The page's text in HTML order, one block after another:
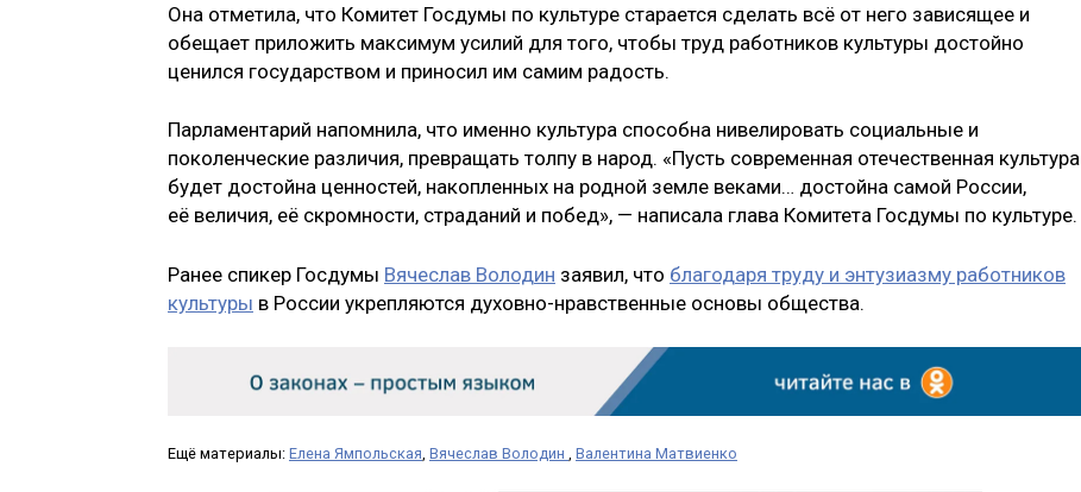
Она отметила, что Комитет Госдумы по культуре старается сделать всё от него зависящее и
обещает приложить максимум усилий для того, чтобы труд работников культуры достойно
ценился государством и приносил им самим радость.
Парламентарий напомнила, что именно культура способна нивелировать социальные и
поколенческие различия, превращать толпу в народ. «Пусть современная отечественная культура
будет достойна ценностей, накопленных на родной земле веками… достойна самой России,
её величия, её скромности, страданий и побед», — написала глава Комитета Госдумы по культуре.
Ранее спикер Госдумы Вячеслав Володин заявил, что благодаря труду и энтузиазму работников
культуры в России укрепляются духовно-нравственные основы общества.
Ещё материалы: Елена Ямпольская, Вячеслав Володин , Валентина Матвиенко